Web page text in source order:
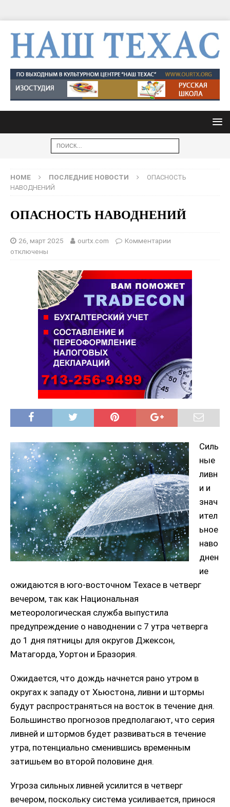
HOME ПОСЛЕДНИЕ НОВОСТИ
ОПАСНОСТЬ
НАВОДНЕНИЙ
ОПАСНОСТЬ НАВОДНЕНИЙ
26, март 2025 ourtx.com
Комментарии
отключены
Силь
ные
ливн
и и
знач
ител
ьное
наво
днен
ие
ожидаются в юго-восточном Техасе в четверг
вечером, так как Национальная
метеорологическая служба выпустила
предупреждение о наводнении с 7 утра четверга
до 1 дня пятницы для округов Джексон,
Матагорда, Уортон и Бразория.
Ожидается, что дождь начнется рано утром в
округах к западу от Хьюстона, ливни и штормы
будут распространяться на восток в течение дня.
Большинство прогнозов предполагают, что серия
ливней и штормов будет развиваться в течение
утра, потенциально сменившись временным
затишьем во второй половине дня.
Угроза сильных ливней усилится в четверг
вечером, поскольку система усиливается, принося